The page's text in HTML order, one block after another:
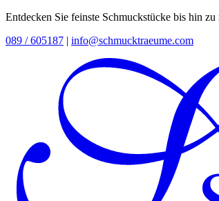
Entdecken Sie feinste Schmuckstücke bis hin
089 / 605187 | info@schmucktraeume.com